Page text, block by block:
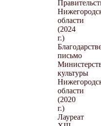
области
(2024
г.)
письмо
культуры
области
(2020
г.)
Лауреат